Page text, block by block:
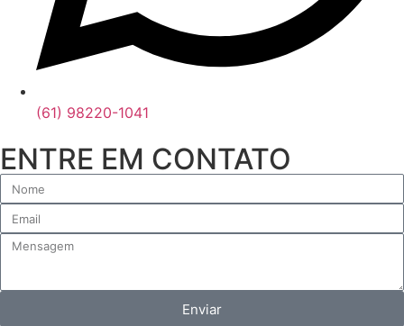
(61) 98220-1041
ENTRE EM CONTATO
Enviar